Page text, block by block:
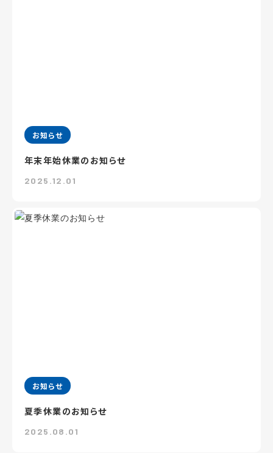
お知らせ
年末年始休業のお知らせ
2025.12.01
お知らせ
夏季休業のお知らせ
2025.08.01